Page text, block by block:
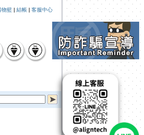
物籃 | 結帳 | 客服中心